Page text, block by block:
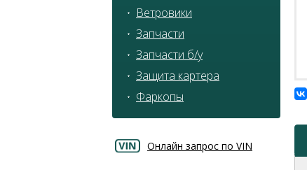
Ветровики
Запчасти
Запчасти б/у
Защита картера
Фаркопы
Онлайн запрос по VIN